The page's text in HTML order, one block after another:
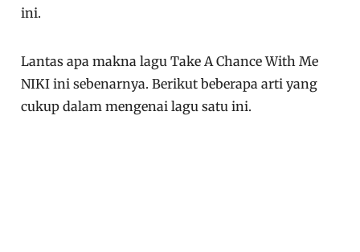
ini.
Lantas apa makna lagu Take A Chance With Me
NIKI ini sebenarnya. Berikut beberapa arti yang
cukup dalam mengenai lagu satu ini.